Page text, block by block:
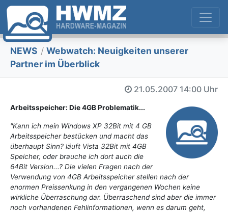
NEWS / Webwatch: Neuigkeiten unserer
Partner im Überblick
21.05.2007 14:00 Uhr
Arbeitsspeicher: Die 4GB Problematik...
"Kann ich mein Windows XP 32Bit mit 4 GB
Arbeitsspeicher bestücken und macht das
überhaupt Sinn? läuft Vista 32Bit mit 4GB
Speicher, oder brauche ich dort auch die
64Bit Version...? Die vielen Fragen nach der
Verwendung von 4GB Arbeitsspeicher stellen nach der
enormen Preissenkung in den vergangenen Wochen keine
wirkliche Überraschung dar. Überraschend sind aber die immer
noch vorhandenen Fehlinformationen, wenn es darum geht,